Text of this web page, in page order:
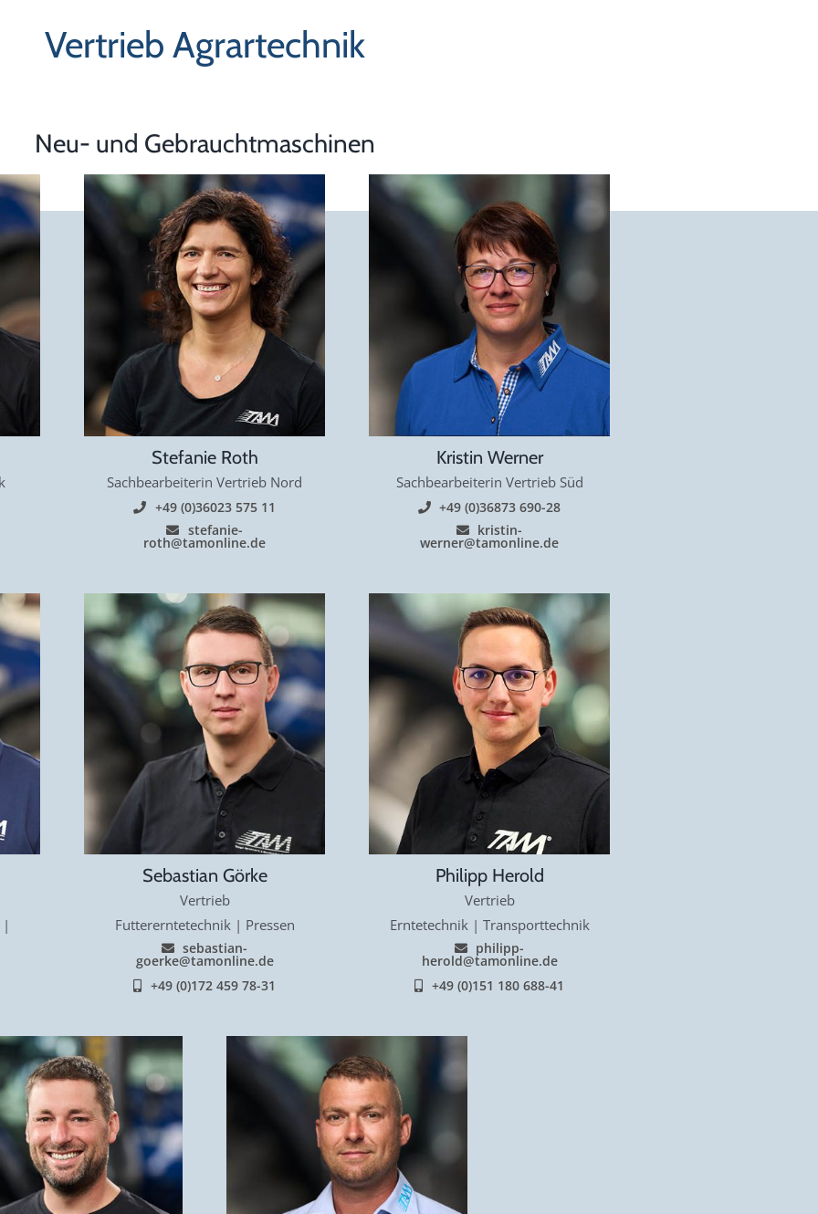
Vertrieb Agrartechnik
Neu- und Gebrauchtmaschinen
Stefanie Roth
Sachbearbeiterin Vertrieb Nord
+49 (0)36023 575 11
stefanie-
roth@tamonline.de
Kristin Werner
Sachbearbeiterin Vertrieb Süd
+49 (0)36873 690-28
kristin-
werner@tamonline.de
|
Sebastian Görke
Vertrieb
Futtererntetechnik | Pressen
sebastian-
goerke@tamonline.de
+49 (0)172 459 78-31
Philipp Herold
Vertrieb
Erntetechnik | Transporttechnik
philipp-
herold@tamonline.de
+49 (0)151 180 688-41